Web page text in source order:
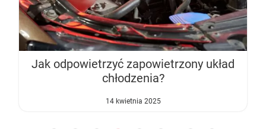
Jak odpowietrzyć zapowietrzony układ
chłodzenia?
14 kwietnia 2025